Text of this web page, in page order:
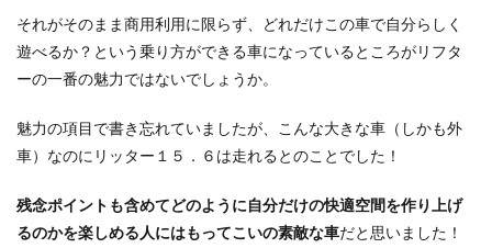
それがそのまま商用利用に限らず、どれだけこの車で自分らしく
遊べるか？という乗り方ができる車になっているところがリフタ
ーの一番の魅力ではないでしょうか。
魅力の項目で書き忘れていましたが、こんな大きな車（しかも外
車）なのにリッター１５．６は走れるとのことでした！
残念ポイントも含めてどのように自分だけの快適空間を作り上げ
るのかを楽しめる人にはもってこいの素敵な車だと思いました！